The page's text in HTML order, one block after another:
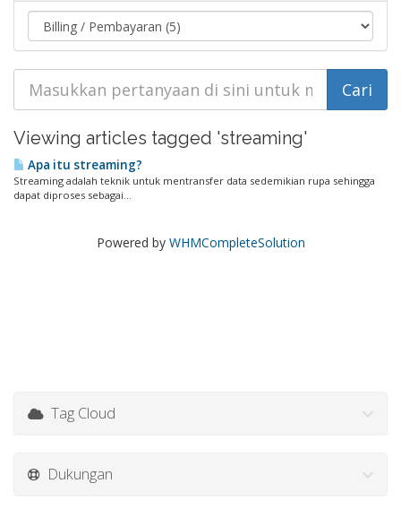
Viewing articles tagged 'streaming'
Apa itu streaming?
Streaming adalah teknik untuk mentransfer data sedemikian rupa sehingga
dapat diproses sebagai...
Powered by WHMCompleteSolution
Tag Cloud
Dukungan